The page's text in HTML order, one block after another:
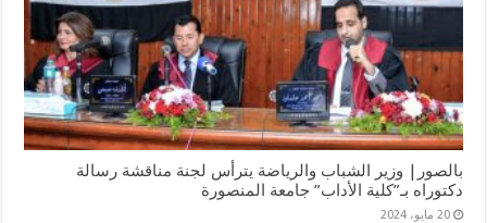
بالصور| وزير الشباب والرياضة يترأس لجنة مناقشة رسالة
دكتوراه بـ”كلية الأداب” جامعة المنصورة
20 مايو، 2024